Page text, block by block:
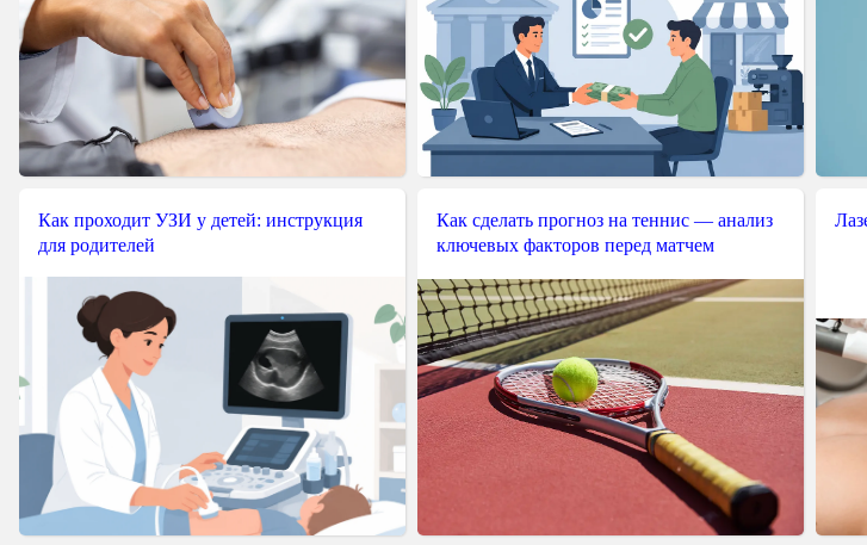
Как проходит УЗИ у детей: инструкция
для родителей
Как сделать прогноз на теннис — анализ
ключевых факторов перед матчем